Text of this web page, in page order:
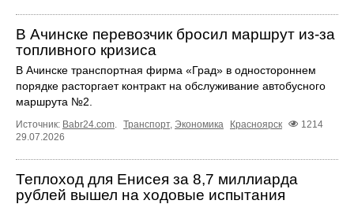
В Ачинске перевозчик бросил маршрут из-за
топливного кризиса
В Ачинске транспортная фирма «Град» в одностороннем
порядке расторгает контракт на обслуживание автобусного
маршрута №2.
Источник: Babr24.com. Транспорт, Экономика Красноярск
1214
29.07.2026
Теплоход для Енисея за 8,7 миллиарда
рублей вышел на ходовые испытания